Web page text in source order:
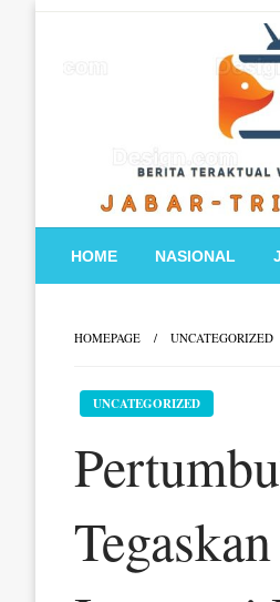
HOME NASIONAL
HOMEPAGE UNCATEGORIZED
UNCATEGORIZED